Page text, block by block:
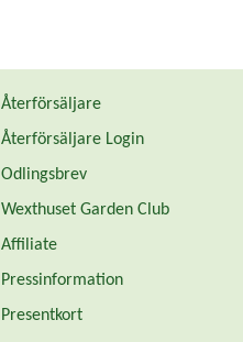
Återförsäljare
Återförsäljare Login
Odlingsbrev
Wexthuset Garden Club
Affiliate
Pressinformation
Presentkort